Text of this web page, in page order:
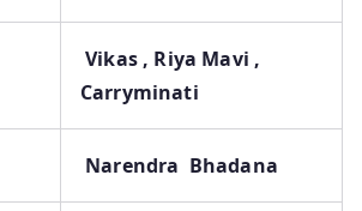
Vikas , Riya Mavi ,
Carryminati
Narendra Bhadana